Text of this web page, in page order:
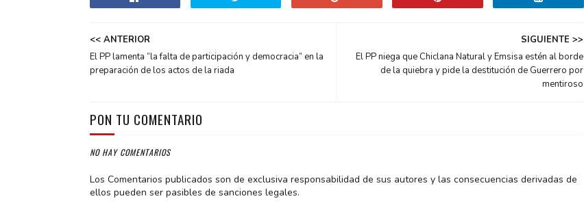
SIGUIENTE >>
El PP niega que Chiclana Natural y Emsisa estén al borde
de la quiebra y pide la destitución de Guerrero por
mentiroso
<< ANTERIOR
El PP lamenta “la falta de participación y democracia” en la
preparación de los actos de la riada
PON TU COMENTARIO
NO HAY COMENTARIOS
Los Comentarios publicados son de exclusiva responsabilidad de sus autores y las consecuencias derivadas de
ellos pueden ser pasibles de sanciones legales.